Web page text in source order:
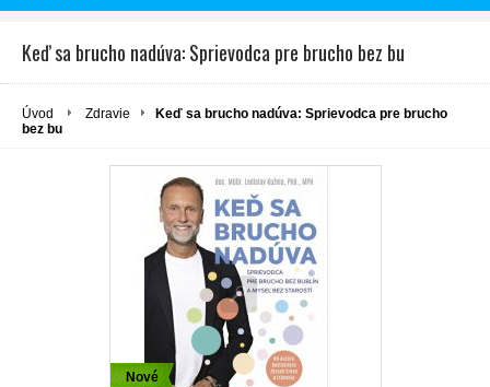
Keď sa brucho nadúva: Sprievodca pre brucho bez bu
Úvod Zdravie
Keď sa brucho nadúva: Sprievodca pre brucho
bez bu
Nové